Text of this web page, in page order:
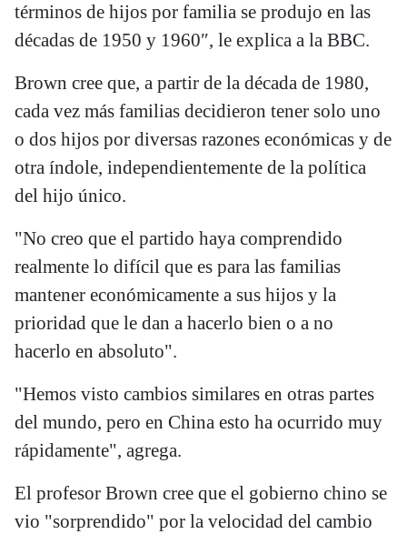
términos de hijos por familia se produjo en las
décadas de 1950 y 1960″, le explica a la BBC.
Brown cree que, a partir de la década de 1980,
cada vez más familias decidieron tener solo uno
o dos hijos por diversas razones económicas y de
otra índole, independientemente de la política
del hijo único.
"No creo que el partido haya comprendido
realmente lo difícil que es para las familias
mantener económicamente a sus hijos y la
prioridad que le dan a hacerlo bien o a no
hacerlo en absoluto".
"Hemos visto cambios similares en otras partes
del mundo, pero en China esto ha ocurrido muy
rápidamente", agrega.
El profesor Brown cree que el gobierno chino se
vio "sorprendido" por la velocidad del cambio